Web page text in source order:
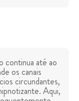
continua até ao
os canais
circundantes,
Aqui,